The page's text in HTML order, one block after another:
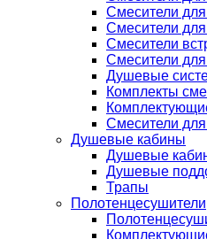
Смесители
Смесители
Смесители
Смесители
Душевые
Комплекты
Смесители
Душевые кабины
Душевые
Душевые
Трапы
Полотенцесушители